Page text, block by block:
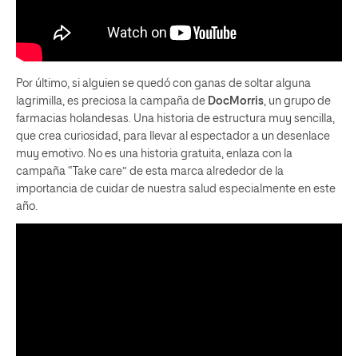
Por último, si alguien se quedó con ganas de soltar alguna
lagrimilla, es preciosa la campaña de DocMorris, un grupo de
farmacias holandesas. Una historia de estructura muy sencilla,
que crea curiosidad, para llevar al espectador a un desenlace
muy emotivo. No es una historia gratuita, enlaza con la
campaña “Take care” de esta marca alrededor de la
importancia de cuidar de nuestra salud especialmente en este
año.